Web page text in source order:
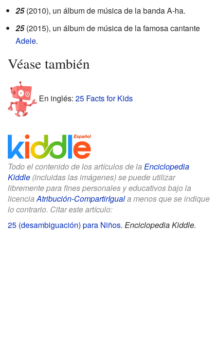
25(2010), un álbum de música de la banda A-ha.
25(2015), un álbum de música de la famosa cantante
Adele.
Véase también
En inglés: 25 Facts for Kids
Todo el contenido de los artículos de la Enciclopedia
Kiddle (incluidas las imágenes) se puede utilizar
libremente para fines personales y educativos bajo la
licenciaAtribución-CompartirIguala menos que se indique
lo contrario. Citar este artículo:
25 (desambiguación) para Niños. Enciclopedia Kiddle.